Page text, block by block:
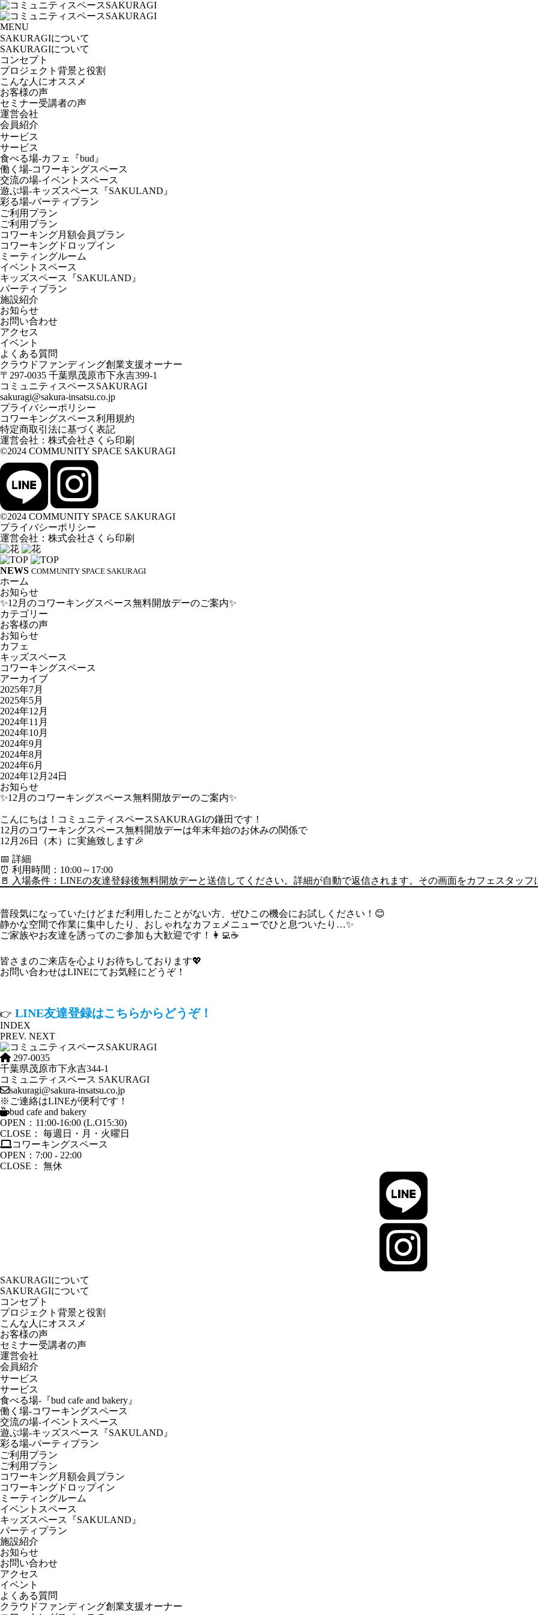
MENU
SAKURAGIについて
SAKURAGIについて
コンセプト
プロジェクト背景と役割
こんな人にオススメ
お客様の声
セミナー受講者の声
運営会社
会員紹介
サービス
サービス
食べる場-カフェ『bud』
働く場-コワーキングスペース
交流の場-イベントスペース
遊ぶ場-キッズスペース『SAKULAND』
彩る場-パーティプラン
ご利用プラン
ご利用プラン
コワーキング月額会員プラン
コワーキングドロップイン
ミーティングルーム
イベントスペース
キッズスペース『SAKULAND』
パーティプラン
施設紹介
お知らせ
お問い合わせ
アクセス
イベント
よくある質問
クラウドファンディング創業支援オーナー
〒297-0035 千葉県茂原市下永吉399-1
コミュニティスペースSAKURAGI
sakuragi@sakura-insatsu.co.jp
プライバシーポリシー
コワーキングスペース利用規約
特定商取引法に基づく表記
運営会社： 株式会社さくら印刷
©2024 COMMUNITY SPACE SAKURAGI
©2024 COMMUNITY SPACE SAKURAGI
プライバシーポリシー
運営会社： 株式会社さくら印刷
NEWS COMMUNITY SPACE SAKURAGI
ホーム
お知らせ
✨12月のコワーキングスペース無料開放デーのご案内✨
カテゴリー
お客様の声
お知らせ
カフェ
キッズスペース
コワーキングスペース
アーカイブ
2025年7月
2025年5月
2024年12月
2024年11月
2024年10月
2024年9月
2024年8月
2024年6月
2024年12月24日
お知らせ
✨12月のコワーキングスペース無料開放デーのご案内✨
こんにちは！コミュニティスペースSAKURAGIの鎌田です！
12月のコワーキングスペース無料開放デーは年末年始のお休みの関係で
12月26日（木）に実施致します🎉
📅 詳細
⏰ 利用時間：10:00～17:00
🚪 入場条件：LINEの友達登録後無料開放デーと送信してください。詳細が自動で返信されます。その画面をカフェスタッフ
普段気になっていたけどまだ利用したことがない方、ぜひこの機会にお試しください！😊
静かな空間で作業に集中したり、おしゃれなカフェメニューでひと息ついたり…✨
ご家族やお友達を誘ってのご参加も大歓迎です！👩‍💻☕
皆さまのご来店を心よりお待ちしております💖
お問い合わせはLINEにてお気軽にどうぞ！
👉 LINE友達登録はこちらからどうぞ！
INDEX
PREV. NEXT
297-0035
千葉県茂原市下永吉344-1
コミュニティスペース SAKURAGI
sakuragi@sakura-insatsu.co.jp
※ご連絡はLINEが便利です！
bud cafe and bakery
OPEN：11:00-16:00 (L.O15:30)
CLOSE： 毎週日・月・火曜日
コワーキングスペース
OPEN：7:00 - 22:00
CLOSE： 無休
SAKURAGIについて
SAKURAGIについて
コンセプト
プロジェクト背景と役割
こんな人にオススメ
お客様の声
セミナー受講者の声
運営会社
会員紹介
サービス
サービス
食べる場-『bud cafe and bakery』
働く場-コワーキングスペース
交流の場-イベントスペース
遊ぶ場-キッズスペース『SAKULAND』
彩る場-パーティプラン
ご利用プラン
ご利用プラン
コワーキング月額会員プラン
コワーキングドロップイン
ミーティングルーム
イベントスペース
キッズスペース『SAKULAND』
パーティプラン
施設紹介
お知らせ
お問い合わせ
アクセス
イベント
よくある質問
クラウドファンディング創業支援オーナー